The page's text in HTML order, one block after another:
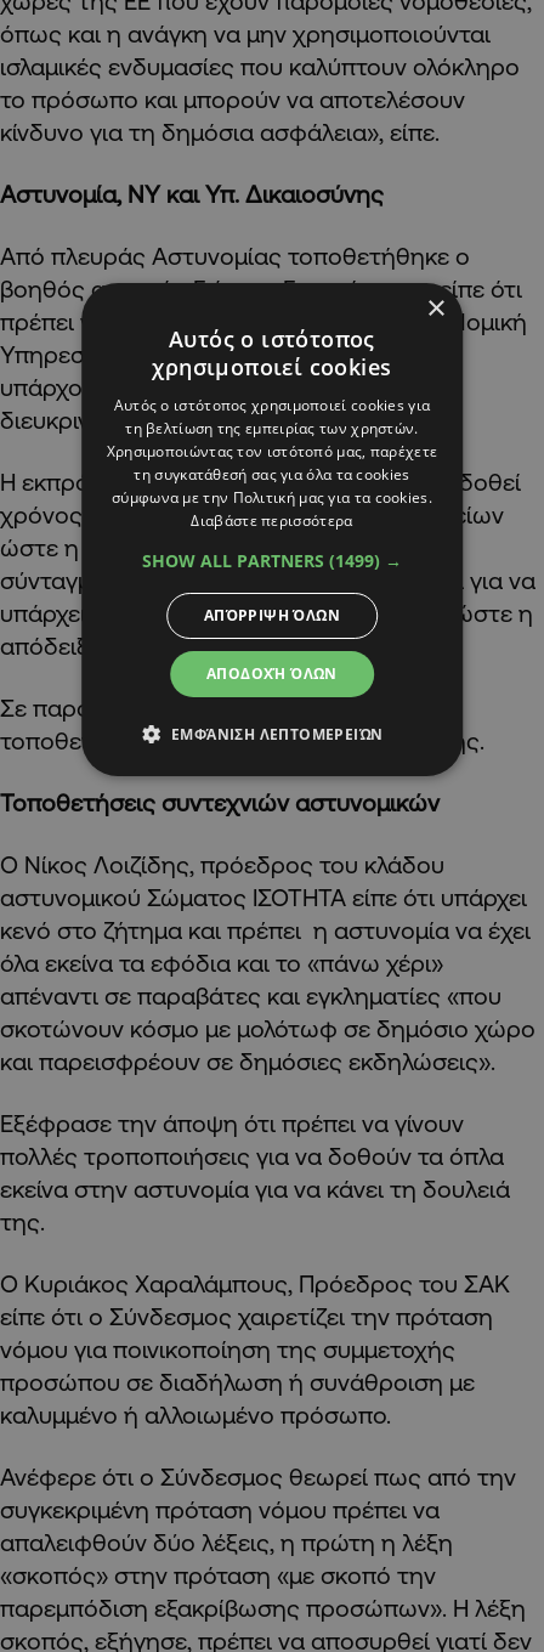
όπως και η ανάγκη να μην χρησιμοποιούνται
ισλαμικές ενδυμασίες που καλύπτουν ολόκληρο
το πρόσωπο και μπορούν να αποτελέσουν
κίνδυνο για τη δημόσια ασφάλεια», είπε.
Αστυνομία, ΝΥ και Υπ. Δικαιοσύνης
Από πλευράς Αστυνομίας τοποθετήθηκε ο
βοηθός αρχηγός Γιάννης Γεωργίου που είπε ότι
πρέπει να συζητήσει η αστυνομία με την Νομική
Υπηρεσία, ότι καταρχήν συμφωνεί αλλά
υπάρχουν ζητήματα που πρέπει να
διευκρινιστούν.
Η εκπρόσωπος της ΝΥ είπε ότι πρέπει να δοθεί
χρόνος για συζήτηση και διευκρίνιση σημείων
ώστε η πρόταση να μην προσκρούσει στο
σύνταγμα και τις αποφάσεις του ΕΔΑΔ και για να
υπάρχει η καλύτερη νομοθετική ρύθμιση ώστε η
απόδειξη να είναι εύκολη στο δικαστήριο.
Σε παρόμοιο μήκος κύματος ήταν και οι
τοποθετήσεις του Υπουργείου Δικαιοσύνης.
Τοποθετήσεις συντεχνιών αστυνομικών
Ο Νίκος Λοιζίδης, πρόεδρος του κλάδου
αστυνομικού Σώματος ΙΣΟΤΗΤΑ είπε ότι υπάρχει
κενό στο ζήτημα και πρέπει η αστυνομία να έχει
όλα εκείνα τα εφόδια και το «πάνω χέρι»
απέναντι σε παραβάτες και εγκληματίες «που
σκοτώνουν κόσμο με μολότωφ σε δημόσιο χώρο
και παρεισφρέουν σε δημόσιες εκδηλώσεις».
Εξέφρασε την άποψη ότι πρέπει να γίνουν
πολλές τροποποιήσεις για να δοθούν τα όπλα
εκείνα στην αστυνομία για να κάνει τη δουλειά
της.
Ο Κυριάκος Χαραλάμπους, Πρόεδρος του ΣΑΚ
είπε ότι ο Σύνδεσμος χαιρετίζει την πρόταση
νόμου για ποινικοποίηση της συμμετοχής
προσώπου σε διαδήλωση ή συνάθροιση με
καλυμμένο ή αλλοιωμένο πρόσωπο.
Ανέφερε ότι ο Σύνδεσμος θεωρεί πως από την
συγκεκριμένη πρόταση νόμου πρέπει να
απαλειφθούν δύο λέξεις, η πρώτη η λέξη
«σκοπός» στην πρόταση «με σκοπό την
παρεμπόδιση εξακρίβωσης προσώπων». Η λέξη
σκοπός, εξήγησε, πρέπει να αποσυρθεί γιατί δεν
×
Αυτός ο ιστότοπος
χρησιμοποιεί cookies
Αυτός ο ιστότοπος χρησιμοποιεί cookies για
τη βελτίωση της εμπειρίας των χρηστών.
Χρησιμοποιώντας τον ιστότοπό μας, παρέχετε
τη συγκατάθεσή σας για όλα τα cookies
σύμφωνα με την Πολιτική μας για τα cookies.
Διαβάστε περισσότερα
SHOW ALL PARTNERS (1499) →
ΑΠΟΔΟΧΉ ΌΛΩΝ
ΑΠΌΡΡΙΨΗ ΌΛΩΝ
ΕΜΦΆΝΙΣΗ ΛΕΠΤΟΜΕΡΕΙΏΝ